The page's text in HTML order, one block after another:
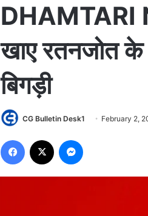
DHAMTARI
खाए रतनजोत
बिगड़ी
CG Bulletin Desk1 February 2,
Facebook